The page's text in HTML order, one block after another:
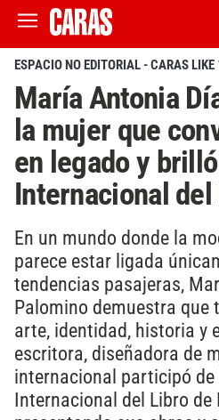
ESPACIO NO EDITORIAL - CARAS LIKE
María Antonia
la mujer que
en legado y
Internacional
En un mundo donde la
parece estar ligada
tendencias pasajeras,
Palomino demuestra que
arte, identidad, historia y
escritora, diseñadora de
internacional participó de
Internacional del Libro de